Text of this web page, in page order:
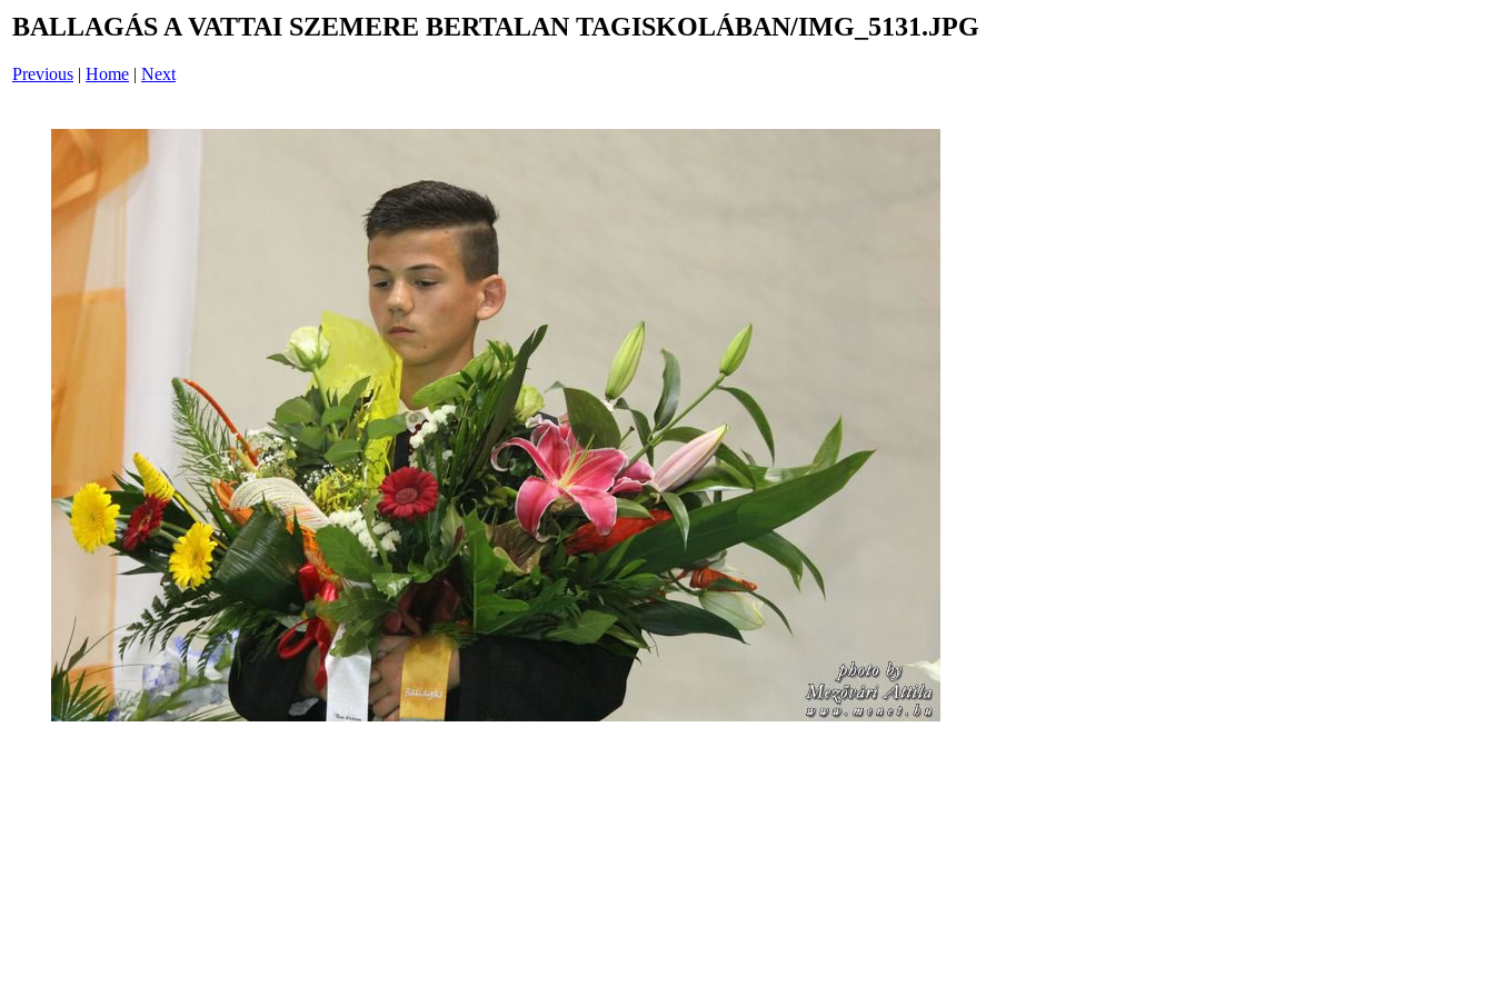
BALLAGÁS A VATTAI SZEMERE BERTALAN TAGISKOLÁBAN/IMG_5131.JPG
Previous | Home | Next